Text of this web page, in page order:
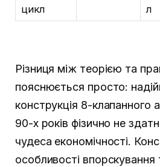
цикл
л
Різниця між теорією та
пояснюється просто:
конструкція 8-клапанного
90-х років фізично не
чудеса економічності.
особливості впорскування